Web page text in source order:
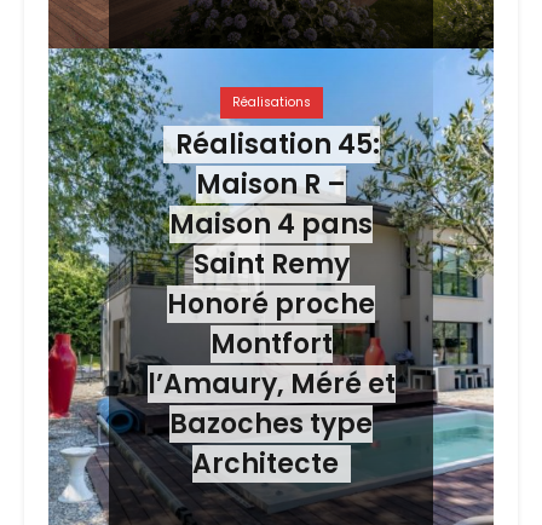
Réalisations
Réalisation 45:
Maison R –
Maison 4 pans
Saint Remy
Honoré proche
Montfort
l’Amaury, Méré et
Bazoches type
Architecte